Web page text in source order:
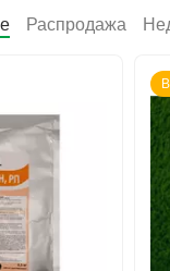
Распродажа